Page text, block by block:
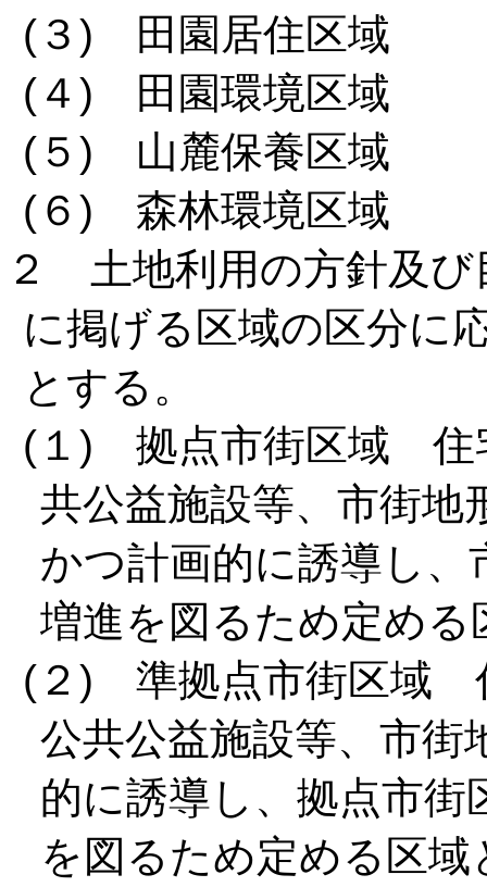
(３) 田園居住区域
(４) 田園環境区域
(５) 山麓保養区域
(６) 森林環境区域
２ 土地利用の方針及び
に掲げる区域の区分に
とする。
(１) 拠点市街区域 住
共公益施設等、市街地
かつ計画的に誘導し
増進を図るため定める
(２) 準拠点市街区域
公共公益施設等、市街
的に誘導し、拠点市
を図るため定める区域